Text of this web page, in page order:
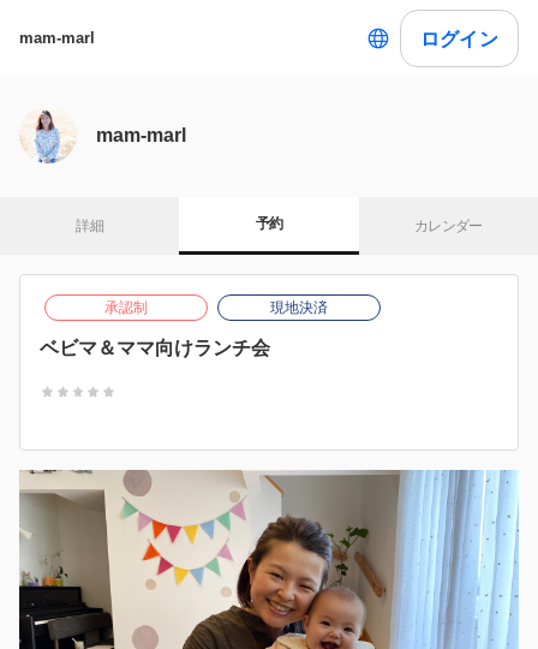
mam-marl ログイン
mam-marl
詳細 予約 カレンダー
承認制 現地決済
ベビマ＆ママ向けランチ会